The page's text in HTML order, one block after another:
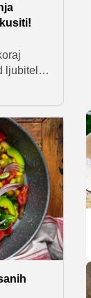
ljubitelji
–
za
na